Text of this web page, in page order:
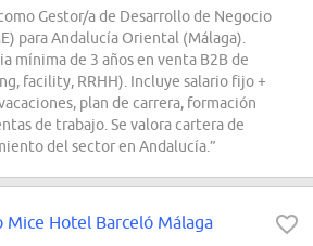
Gestor/a de Desarrollo de Negocio
para Andalucía Oriental (Málaga).
mínima de 3 años en venta B2B de
facility, RRHH). Incluye salario fijo +
plan de carrera, formación
de trabajo. Se valora cartera de
del sector en Andalucía.”
Mice Hotel Barceló Málaga